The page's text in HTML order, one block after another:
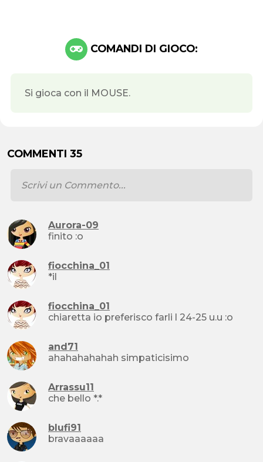
COMANDI DI GIOCO:
Si gioca con il MOUSE.
COMMENTI 35
Aurora-09
finito :o
fiocchina_01
*il
fiocchina_01
chiaretta io preferisco farli l 24-25 u.u :o
and71
ahahahahahah simpaticisimo
Arrassu11
che bello *.*
blufi91
bravaaaaaa